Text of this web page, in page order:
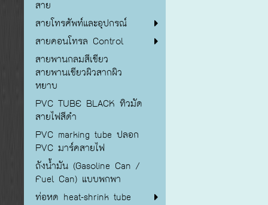
สาย
สายโทรศัพท์และอุปกรณ์
สายคอนโทรล Control
สายพานกลมสีเขียว
สายพานเขียวผิวสากผิว
หยาบ
PVC TUBE BLACK ทิวมัด
สายไฟสีดำ
PVC marking tube ปลอก
PVC มาร์คสายไฟ
ถังน้ำมัน (Gasoline Can /
Fuel Can) แบบพกพา
ท่อหด heat-shrink tube